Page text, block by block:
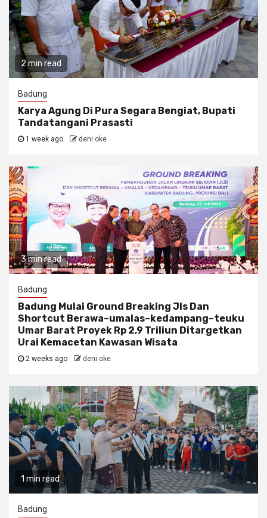
2 min read
Badung
Karya Agung Di Pura Segara Bengiat, Bupati
Tandatangani Prasasti
1 week ago deni oke
3 min read
Badung
Badung Mulai Ground Breaking Jls Dan
Shortcut Berawa–umalas–kedampang–teuku
Umar Barat Proyek Rp 2,9 Triliun Ditargetkan
Urai Kemacetan Kawasan Wisata
2 weeks ago deni oke
1 min read
Badung